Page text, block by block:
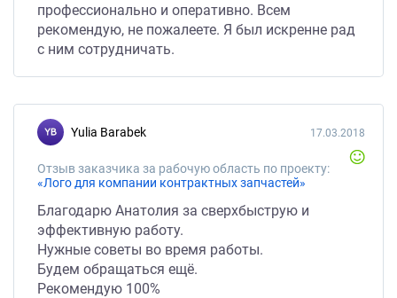
профессионально и оперативно. Всем
рекомендую, не пожалеете. Я был искренне рад
с ним сотрудничать.
Yulia Barabek
Отзыв заказчика за рабочую область по проекту:
«Лого для компании контрактных запчастей»
17.03.2018
Благодарю Анатолия за сверхбыструю и
эффективную работу.
Нужные советы во время работы.
Будем обращаться ещё.
Рекомендую 100%